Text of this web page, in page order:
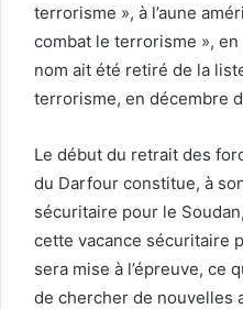
terrorisme », à l’aune
combat le terrorisme »,
nom ait été retiré de la
terrorisme, en décembre
Le début du retrait des
du Darfour constitue, à
sécuritaire pour le
cette vacance sécuritaire
sera mise à l’épreuve, ce
de chercher de nouvelles